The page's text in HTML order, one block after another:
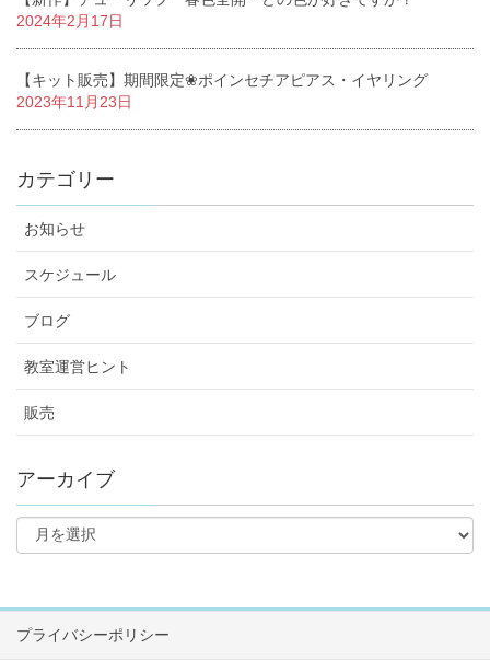
2024年2月17日
【キット販売】期間限定❀ポインセチアピアス・イヤリング
2023年11月23日
カテゴリー
お知らせ
スケジュール
ブログ
教室運営ヒント
販売
アーカイブ
プライバシーポリシー